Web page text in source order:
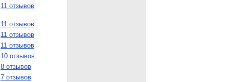
11 отзывов
11 отзывов
11 отзывов
11 отзывов
10 отзывов
8 отзывов
7 отзывов